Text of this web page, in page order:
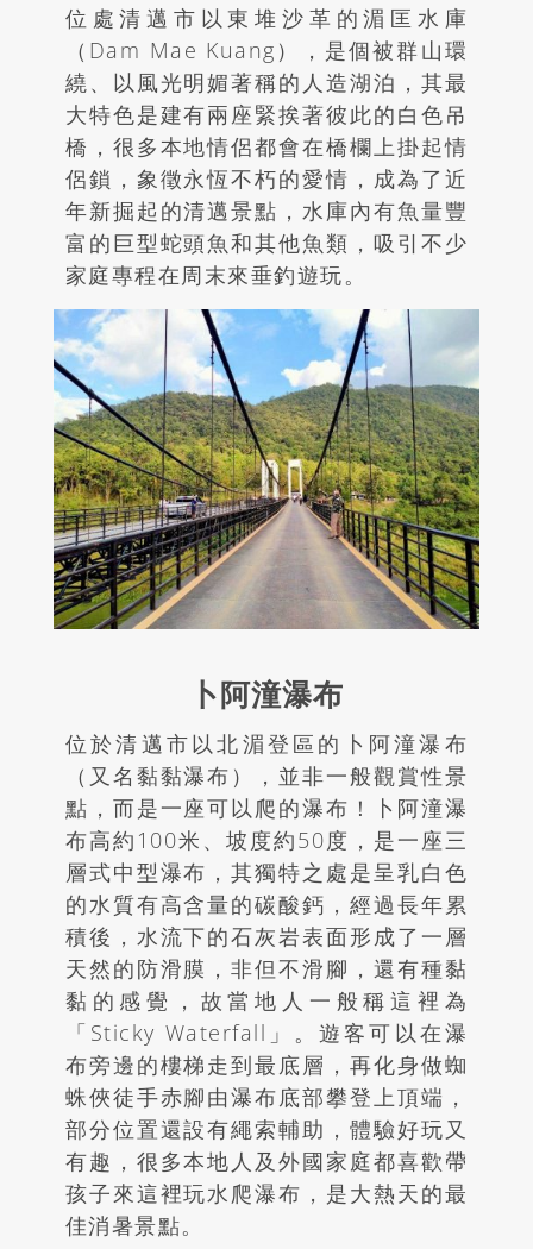
位處清邁市以東堆沙革的湄匡水庫
（ Dam Mae Kuang ），是個被群山環
繞、以風光明媚著稱的人造湖泊，其最
大特色是建有兩座緊挨著彼此的白色吊
橋，很多本地情侶都會在橋欄上掛起情
侶鎖，象徵永恆不朽的愛情，成為了近
年新掘起的清邁景點，水庫內有魚量豐
富的巨型蛇頭魚和其他魚類，吸引不少
家庭專程在周末來垂釣遊玩。
卜阿潼瀑布
位於清邁市以北湄登區的卜阿潼瀑布
（又名黏黏瀑布），並非一般觀賞性景
點，而是一座可以爬的瀑布！卜阿潼瀑
布高約 100米、坡度約50度，是一座三
層式中型瀑布，其獨特之處是呈乳白色
的水質有高含量的碳酸鈣，經過長年累
積後，水流下的石灰岩表面形成了一層
天然的防滑膜，非但不滑腳，還有種黏
黏的感覺，故當地人一般稱這裡為
「 Sticky Waterfall 」。遊客可以在瀑
布旁邊的樓梯走到最底層，再化身做蜘
蛛俠徒手赤腳由瀑布底部攀登上頂端，
部分位置還設有繩索輔助，體驗好玩又
有趣，很多本地人及外國家庭都喜歡帶
孩子來這裡玩水爬瀑布，是大熱天的最
佳消暑景點。